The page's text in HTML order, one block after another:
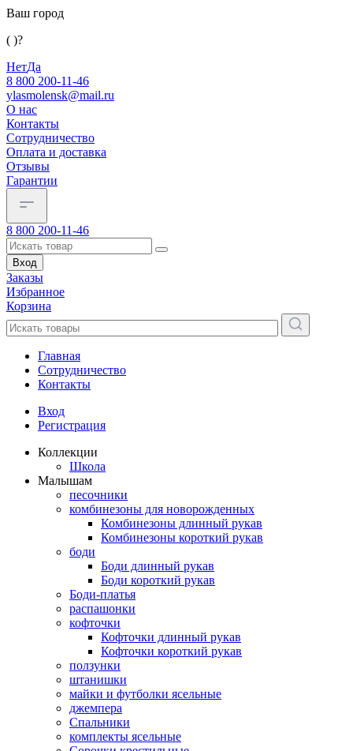
Ваш город
( )?
НетДа
8 800 200-11-46
ylasmolensk@mail.ru
О нас
Контакты
Сотрудничество
Оплата и доставка
Отзывы
Гарантии
8 800 200-11-46
Вход
Заказы
Избранное
Корзина
Главная
Сотрудничество
Контакты
Вход
Регистрация
Коллекции
Школа
Малышам
песочники
комбинезоны для новорожденных
Комбинезоны длинный рукав
Комбинезоны короткий рукав
боди
Боди длинный рукав
Боди короткий рукав
Боди-платья
распашонки
кофточки
Кофточки длинный рукав
Кофточки короткий рукав
ползунки
штанишки
майки и футболки ясельные
джемпера
Спальники
комплекты ясельные